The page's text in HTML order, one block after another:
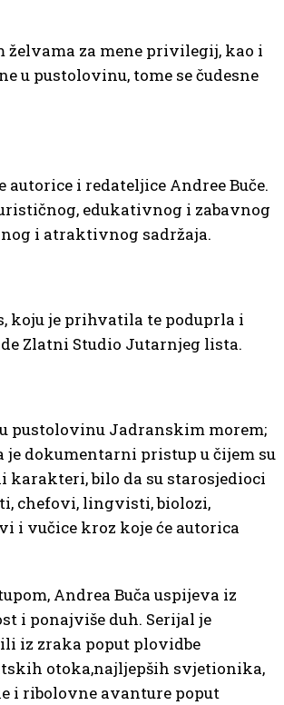
za mene privilegij, kao i
u pustolovinu, tome se čudesne
i redateljice Andree Buče.
edukativnog i zabavnog
i atraktivnog sadržaja.
koju je prihvatila te poduprla i
Zlatni Studio Jutarnjeg lista.
pustolovinu Jadranskim morem;
je dokumentarni pristup u čijem su
bilo da su starosjedioci
chefovi, lingvisti, biolozi,
i vučice kroz koje će autorica
Andrea Buča uspijeva iz
i ponajviše duh. Serijal je
iz zraka poput plovidbe
otoka,najljepših svjetionika,
i ribolovne avanture poput